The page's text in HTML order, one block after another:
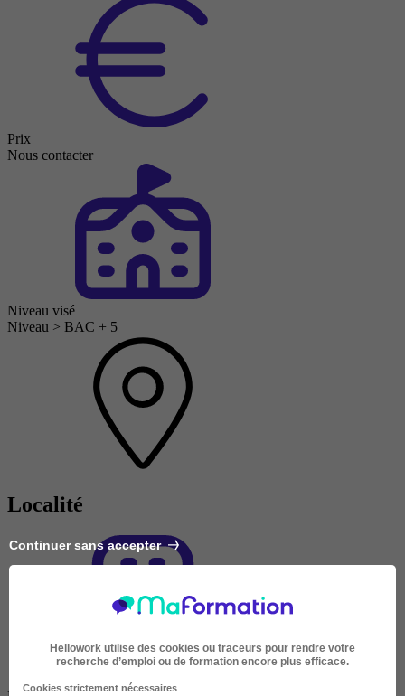
Prix
Nous contacter
Niveau visé
Niveau > BAC + 5
Localité
Continuer sans accepter
Hellowork utilise des cookies ou traceurs pour rendre votre
recherche d’emploi ou de formation encore plus efficace.
Cookies strictement nécessaires